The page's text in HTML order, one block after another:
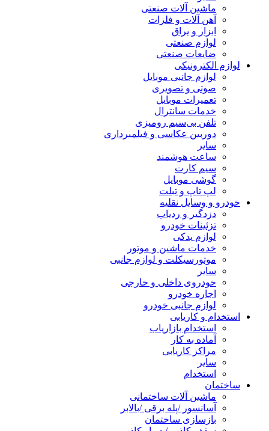
ماشین آلات صنعتی
آهن آلات و فلزات
ابزار و یراق
لوازم صنعتی
ضایعات صنعتی
لوازم الکترونیکی
لوازم جانبی موبایل
صوتی و تصویری
تعمیرات موبایل
خدمات سانترال
تلفن بی‌سیم رومیزی
دوربین عکاسی و فیلمبرداری
سایر
ساعت هوشمند
سیم کارت
گوشی موبایل
لپ تاپ و تبلت
خودرو و وسایل نقلیه
دزدگیر و ردیاب
تزئینات خودرو
لوازم یدکی
خدمات ماشین و موتور
موتورسیکلت و لوازم جانبی
سایر
خودروی داخلی و خارجی
اجاره خودرو
لوازم جانبی خودرو
استخدام و کاریابی
استخدام بازاریاب
آماده به کار
مراکز کاریابی
سایر
استخدام
ساختمان
ماشین آلات ساختمانی
آسانسور /پله برقی /بالابر
بازسازی ساختمان